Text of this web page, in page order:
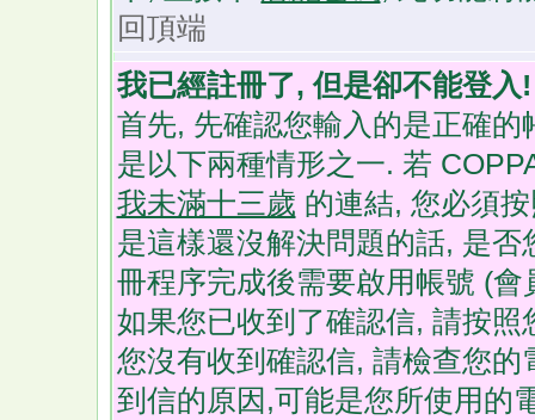
回頂端
我已經註冊了, 但是卻不能登入!
首先, 先確認您輸入的是正確
是以下兩種情形之一. 若
我未滿十三歲 的連結, 您必須
是這樣還沒解決問題的話, 是
冊程序完成後需要啟用帳號 (
如果您已收到了確認信, 請按
您沒有收到確認信, 請檢查您
到信的原因,可能是您所使用的